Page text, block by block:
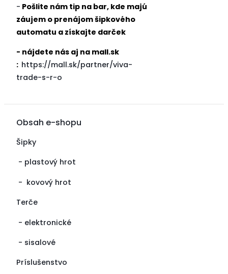
- Pošlite nám tip na bar, kde majú
záujem o prenájom šipkového
automatu a získajte darček
- nájdete nás aj na mall.sk
: https://mall.sk/partner/viva-
trade-s-r-o
Obsah e-shopu
Šipky
- plastový hrot
- kovový hrot
Terče
- elektronické
- sisalové
Príslušenstvo